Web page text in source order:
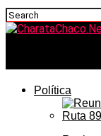
Política